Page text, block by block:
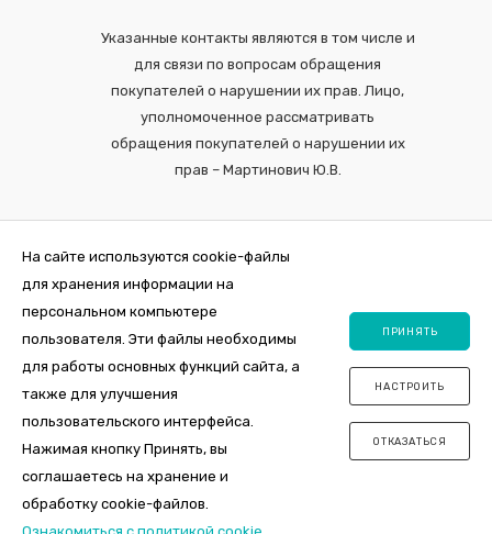
Указанные контакты являются в том числе и
для связи по вопросам обращения
покупателей о нарушении их прав. Лицо,
уполномоченное рассматривать
обращения покупателей о нарушении их
прав – Мартинович Ю.В.
2026 © Интернет-магазин VDOM.by Регистрация в торговом реестре
№464356 от 31 октября 2019. ООО "ПосудаЛэнд", юр.адрес 220012,
Республика Беларусь, г. Минск , ул. Толбухина, 2а, пом. 7, оф. пом. 26.
Свидетельство о государственной регистрации 0144163 от 11.10.2017,
УНП 192981385, Мингорисполком.
На сайте используются cookie-файлы
для хранения информации на
персональном компьютере
пользователя. Эти файлы необходимы
для работы основных функций сайта, а
также для улучшения
пользовательского интерфейса.
Нажимая кнопку Принять, вы
соглашаетесь на хранение и
обработку cookie-файлов.
ПРИНЯТЬ
НАСТРОИТЬ
ОТКАЗАТЬСЯ